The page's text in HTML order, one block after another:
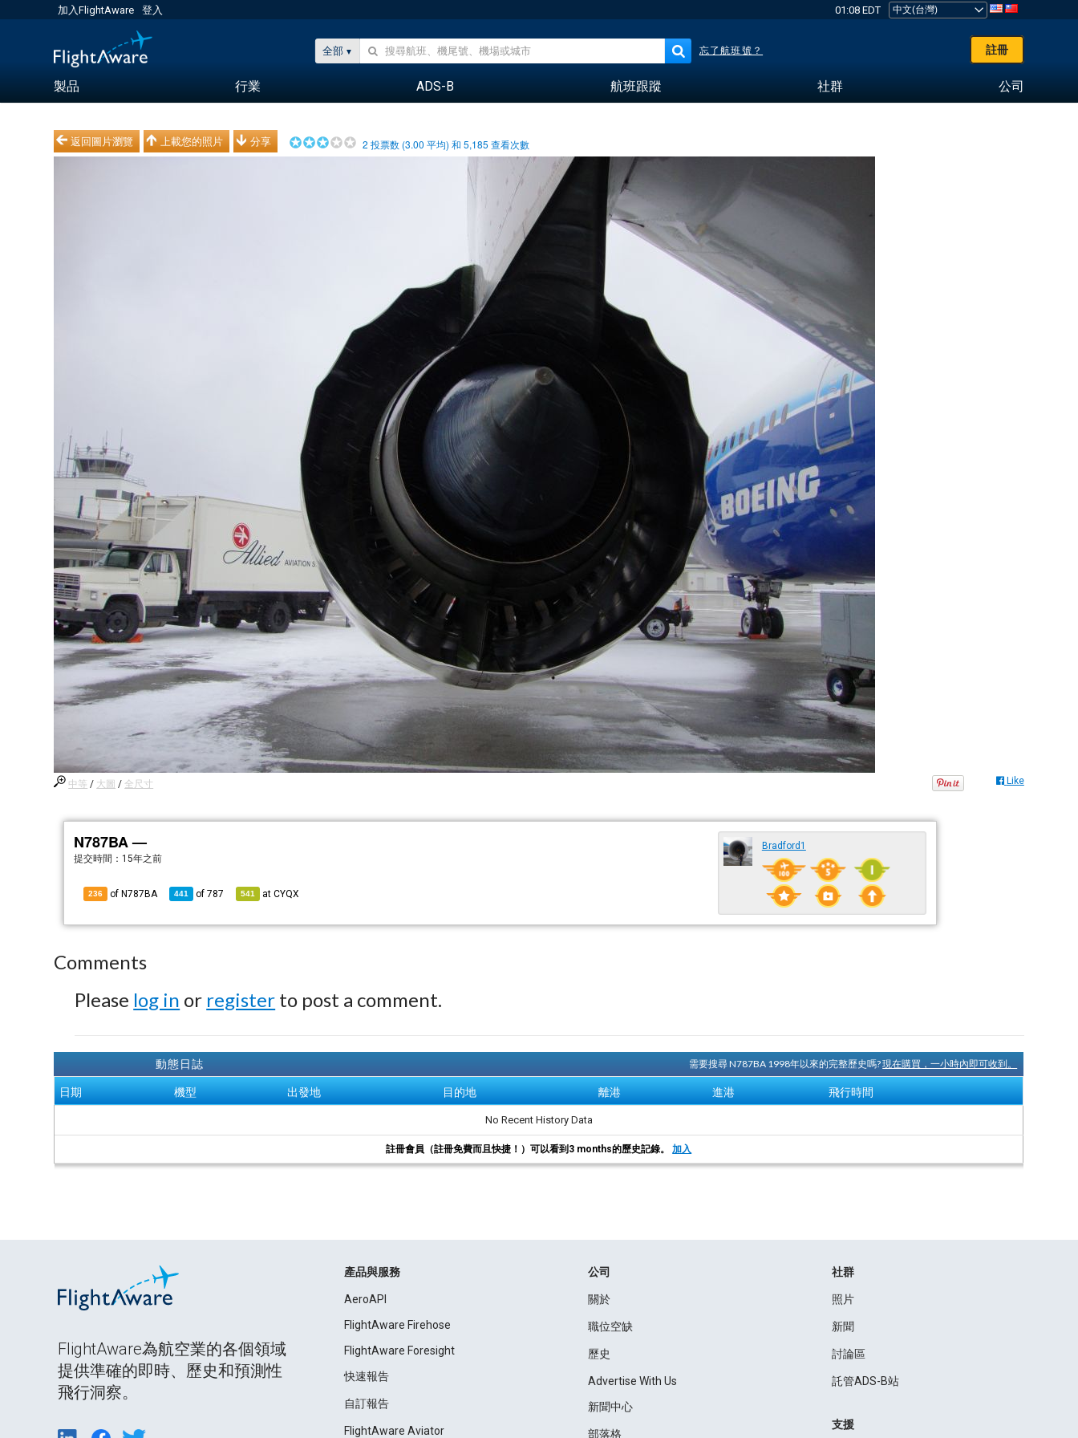
加入FlightAware 登入 01:08 EDT
全部 忘了航班號？ 註冊
製品 行業 ADS-B 航班跟蹤 社群 公司
返回圖片瀏覽 上載您的照片 分享 2 投票数 (3.00 平均) 和5,185 查看次數
中等 / 大圖 / 全尺寸 Like
N787BA —
提交時間： 15年之前
236 of N787BA 441 of787 541 atCYQX
Bradford1
Comments
Please log in or register to post a comment.
動態日誌 需要搜尋 N787BA 1998年以來的完整歷史嗎?現在購買，一小時內即可收到。
日期 機型 出發地 目的地 離港 進港 飛行時間
No Recent History Data
註冊會員（註冊免費而且快捷！）可以看到3 months的歷史記錄。加入
FlightAware為航空業的各個領域
提供準確的即時、歷史和預測性
飛行洞察。
產品與服務
AeroAPI
FlightAware Firehose
FlightAware Foresight
快速報告
自訂報告
FlightAware Aviator
公司
關於
職位空缺
歷史
Advertise With Us
新聞中心
部落格
社群
照片
新聞
討論區
託管ADS-B站
支援